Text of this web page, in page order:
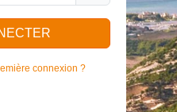
connexion ?